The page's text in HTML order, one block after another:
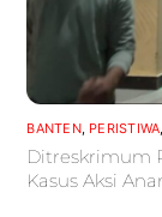
BANTEN, PERISTIWA
Ditreskrimum
Kasus Aksi